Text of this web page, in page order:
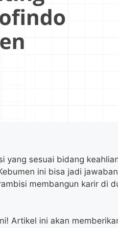
yang sesuai bidang
ini bisa jadi
membangun karir di
Artikel ini akan